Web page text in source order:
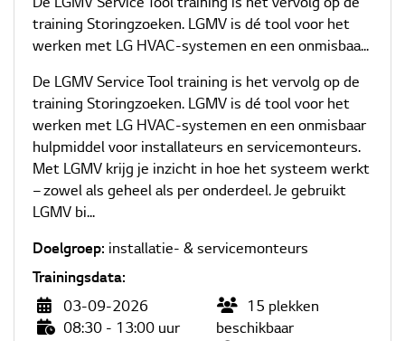
De LGMV Service Tool training is het vervolg op de
training Storingzoeken. LGMV is dé tool voor het
werken met LG HVAC-systemen en een onmisbaa...
De LGMV Service Tool training is het vervolg op de
training Storingzoeken. LGMV is dé tool voor het
werken met LG HVAC-systemen en een onmisbaar
hulpmiddel voor installateurs en servicemonteurs.
Met LGMV krijg je inzicht in hoe het systeem werkt
– zowel als geheel als per onderdeel. Je gebruikt
LGMV bi...
Doelgroep: installatie- & servicemonteurs
Trainingsdata:
03-09-2026
08:30 - 13:00 uur
15 plekken
beschikbaar